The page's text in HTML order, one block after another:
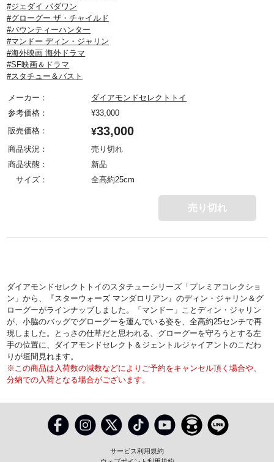
#ジェダイ パダワン
#グローグー ザ・チャイルド
#バウンティーハンター
#マンドー ディン・ジャリン
#海外映画 海外ドラマ
#SF映画＆ドラマ
#スタチュー＆バスト
メーカー：
ダイアモンドセレクトトイ
参考価格：
¥33,000
販売価格：
¥33,000
商品状況：
売り切れ
商品状態：
新品
サイズ：
全高約25cm
売り切れ
ダイアモンドセレクトトイのスタチューシリーズ「プレミアコレクショ
ン」から、『スターウォーズ マンダロリアン』のディン・ジャリン＆グ
ローグーがラインナップしました。「マンドー」ことディン・ジャリン
が、小脇のバッグでグローグーを運んでいる姿を、全高約25センチで再
現しました。とっさの仕草だと思われる、グローグーを守ろうとする左
手の位置に、ダイアモンドセレクト＆ジェントルジャイアントのこだわ
りが垣間見れます。
※この商品は入荷数の減数などによりご予約をキャンセル頂く場合や、
分納での入荷となる場合がございます。
サービス利用規約